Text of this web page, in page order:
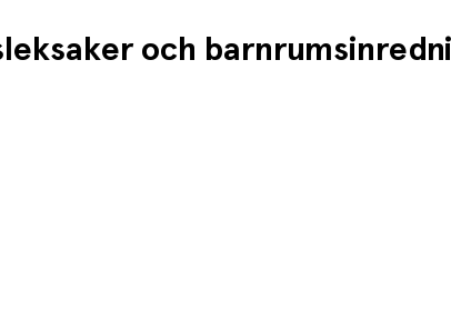
och